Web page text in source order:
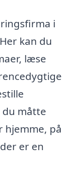
i
kan du
læse
måtte
hjemme, på
er en